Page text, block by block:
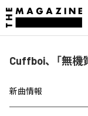
Cuffboi、「無機
新曲情報